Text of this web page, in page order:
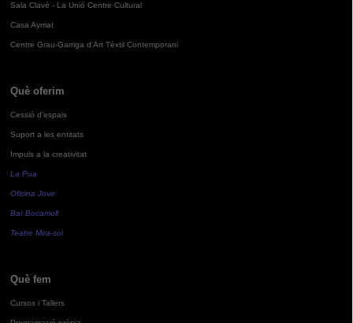
Sala Clavé - La Unió Centre Cultural
Casa Aymat
Centre Grau-Garriga d'Art Tèxtil Contemporani
Què oferim
Cessió d'espais
Suport a les entitats
Impuls a la creativitat
La Pua
Oficina Jove
Bar Bocamoll
Teatre Mira-sol
Què fem
Cursos i Tallers